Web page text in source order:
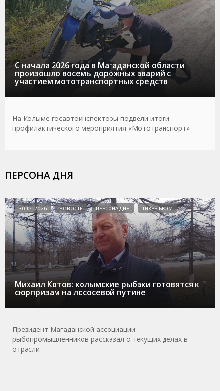
С начала 2026 года в Магаданской области
произошло восемь дорожных аварий с
участием мототранспортных средств
На Колыме госавтоинспекторы подвели итоги
профилактического мероприятия «Мототранспорт»
ПЕРСОНА ДНЯ
Михаил Котов: колымские рыбаки готовятся к
сюрпризам на лососевой путине
30.04.2026 НОВОСТИ ПЕРСОНА ДНЯ ТИХРЫБКОМ
Президент Магаданской ассоциации
рыбопромышленников рассказал о текущих делах в
отрасли